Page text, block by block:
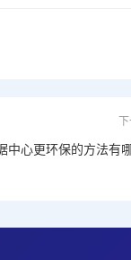
中心更环保的方法有